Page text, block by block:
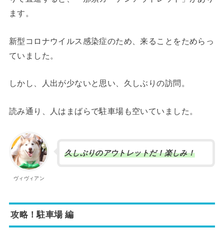
ます。
新型コロナウイルス感染症のため、来ることをためらっ
ていました。
しかし、人出が少ないと思い、久しぶりの訪問。
読み通り、人はまばらで駐車場も空いていました。
ヴィヴィアン
久しぶりのアウトレットだ！楽しみ！
攻略！駐車場 編